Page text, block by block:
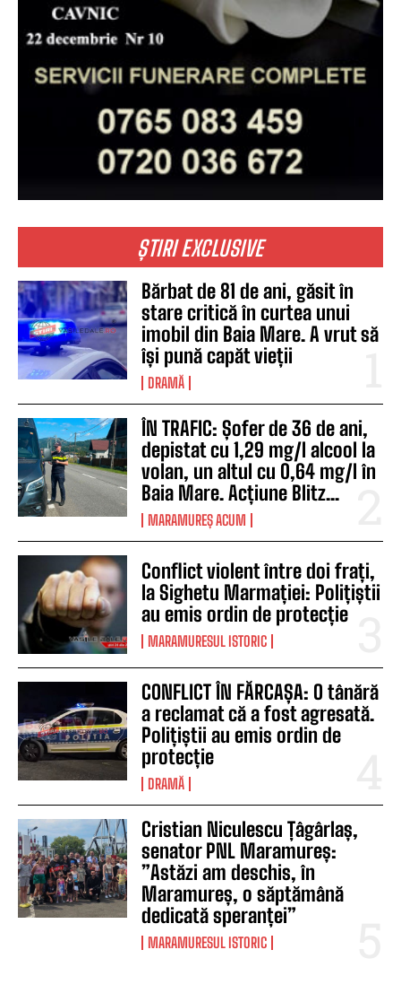
ȘTIRI EXCLUSIVE
Bărbat de 81 de ani, găsit în
stare critică în curtea unui
imobil din Baia Mare. A vrut să
își pună capăt vieții
DRAMĂ
ÎN TRAFIC: Șofer de 36 de ani,
depistat cu 1,29 mg/l alcool la
volan, un altul cu 0,64 mg/l în
Baia Mare. Acțiune Blitz...
MARAMUREȘ ACUM
Conflict violent între doi frați,
la Sighetu Marmației: Polițiștii
au emis ordin de protecție
MARAMURESUL ISTORIC
CONFLICT ÎN FĂRCAȘA: O tânără
a reclamat că a fost agresată.
Polițiștii au emis ordin de
protecție
DRAMĂ
Cristian Niculescu Țâgârlaș,
senator PNL Maramureș:
”Astăzi am deschis, în
Maramureș, o săptămână
dedicată speranței”
MARAMURESUL ISTORIC